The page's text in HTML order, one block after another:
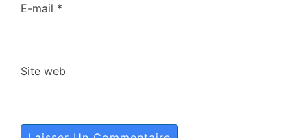
E-mail *
Site web